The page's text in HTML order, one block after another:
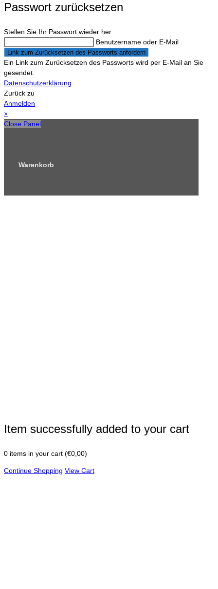
Passwort zurücksetzen
Stellen Sie Ihr Passwort wieder her
Benutzername oder E-Mail
Link zum Zurücksetzen des Passworts anfordern
Ein Link zum Zurücksetzen des Passworts wird per E-Mail an Sie
gesendet.
Datenschutzerklärung
Zurück zu
Anmelden
×
Close Panel
Warenkorb
Item successfully added to your cart
0 items in your cart (€0,00)
Continue Shopping View Cart